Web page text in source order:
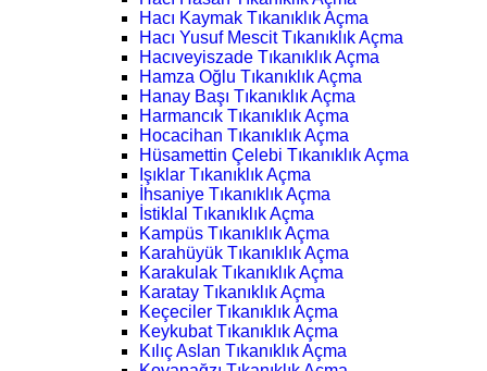
Hacı Kaymak Tıkanıklık Açma
Hacı Yusuf Mescit Tıkanıklık Açma
Hacıveyiszade Tıkanıklık Açma
Hamza Oğlu Tıkanıklık Açma
Hanay Başı Tıkanıklık Açma
Harmancık Tıkanıklık Açma
Hocacihan Tıkanıklık Açma
Hüsamettin Çelebi Tıkanıklık Açma
Işıklar Tıkanıklık Açma
İhsaniye Tıkanıklık Açma
İstiklal Tıkanıklık Açma
Kampüs Tıkanıklık Açma
Karahüyük Tıkanıklık Açma
Karakulak Tıkanıklık Açma
Karatay Tıkanıklık Açma
Keçeciler Tıkanıklık Açma
Keykubat Tıkanıklık Açma
Kılıç Aslan Tıkanıklık Açma